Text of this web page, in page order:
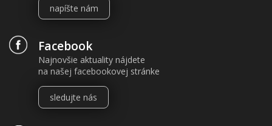
napíšte nám
Facebook
Najnovšie aktuality nájdete
na našej facebookovej stránke
sledujte nás